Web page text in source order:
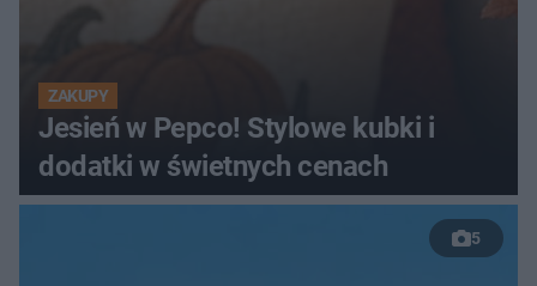
ZAKUPY
Jesień w Pepco! Stylowe kubki i
dodatki w świetnych cenach
5